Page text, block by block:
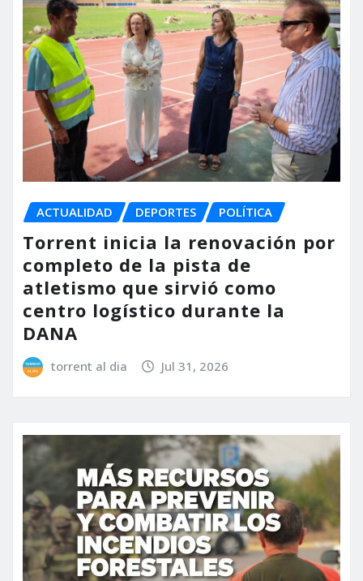
ACTUALIDAD DEPORTES POLÍTICA
Torrent inicia la renovación por
completo de la pista de
atletismo que sirvió como
centro logístico durante la
DANA
torrent al dia Jul 31, 2026